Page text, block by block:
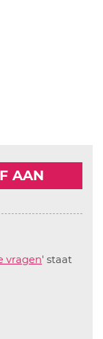
AAN
vragen' staat